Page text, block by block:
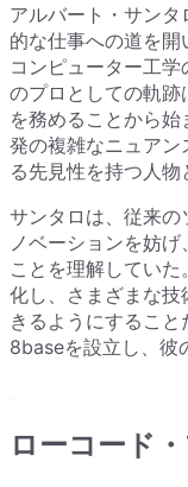
アルバート・サン
的な仕事への道を開
コンピューター工
のプロとしての軌
を務めることから
発の複雑なニュア
る先見性を持つ人物
サンタロは、従来の
ノベーションを妨
ことを理解してい
化し、さまざまな
きるようにすること
8baseを設立し、彼
ローコード